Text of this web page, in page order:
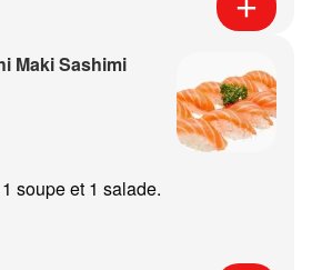
Maki Sashimi
soupe et 1 salade.